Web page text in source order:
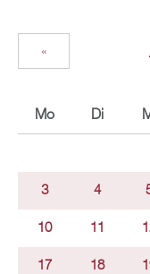
«
Mo Di
3 4
10 11
17 18